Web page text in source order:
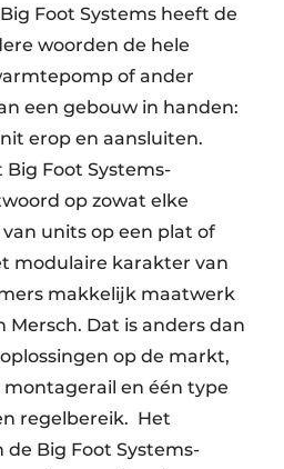
Foot Systems heeft de
woorden de hele
of ander
een gebouw in handen:
erop en aansluiten.
Foot Systems-
op zowat elke
units op een plat of
modulaire karakter van
makkelijk maatwerk
Mersch. Dat is anders dan
op de markt,
en één type
regelbereik. Het
Big Foot Systems-